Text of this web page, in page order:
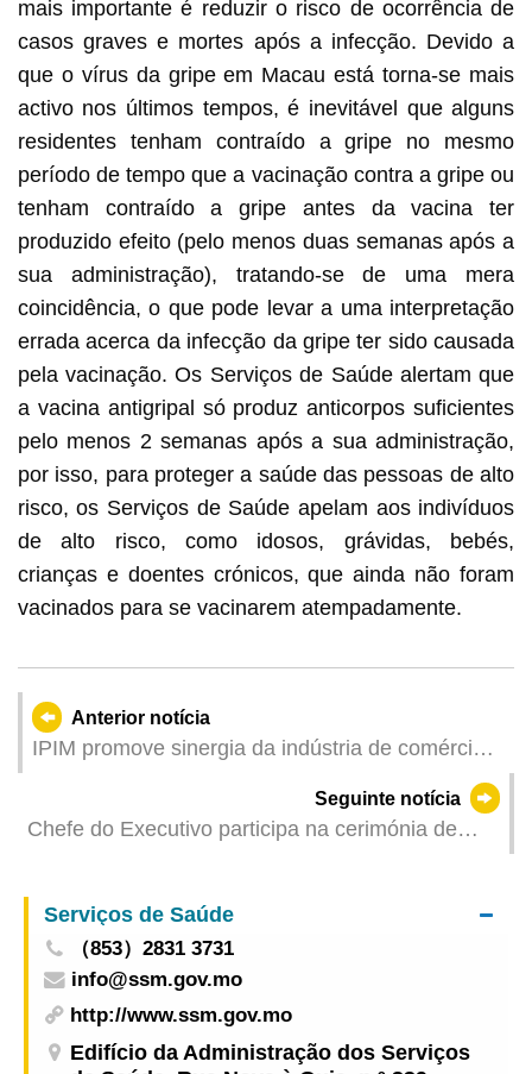
mais importante é reduzir o risco de ocorrência de
casos graves e mortes após a infecção. Devido a
que o vírus da gripe em Macau está torna-se mais
activo nos últimos tempos, é inevitável que alguns
residentes tenham contraído a gripe no mesmo
período de tempo que a vacinação contra a gripe ou
tenham contraído a gripe antes da vacina ter
produzido efeito (pelo menos duas semanas após a
sua administração), tratando-se de uma mera
coincidência, o que pode levar a uma interpretação
errada acerca da infecção da gripe ter sido causada
pela vacinação. Os Serviços de Saúde alertam que
a vacina antigripal só produz anticorpos suficientes
pelo menos 2 semanas após a sua administração,
por isso, para proteger a saúde das pessoas de alto
risco, os Serviços de Saúde apelam aos indivíduos
de alto risco, como idosos, grávidas, bebés,
crianças e doentes crónicos, que ainda não foram
vacinados para se vacinarem atempadamente.
Anterior notícia
IPIM promove sinergia da indústria de comércio
conjuntura do desenvolvimento nacional
Seguinte notícia
Chefe do Executivo participa na cerimónia de
Serviços de Saúde
（853）2831 3731
info@ssm.gov.mo
http://www.ssm.gov.mo
Edifício da Administração dos Serviços